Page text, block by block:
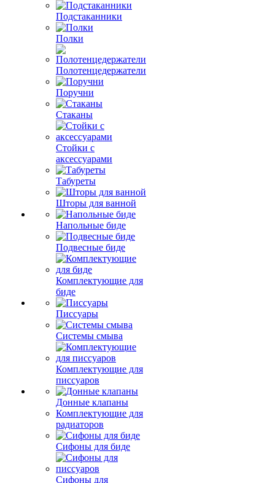
Подстаканники
Полки
Полотенцедержатели
Поручни
Стаканы
Стойки с
аксессуарами
Табуреты
Шторы для ванной
Напольные биде
Подвесные биде
Комплектующие для
биде
Писсуары
Системы смыва
Комплектующие для
писсуаров
Донные клапаны
Комплектующие для
радиаторов
Сифоны для биде
Сифоны для